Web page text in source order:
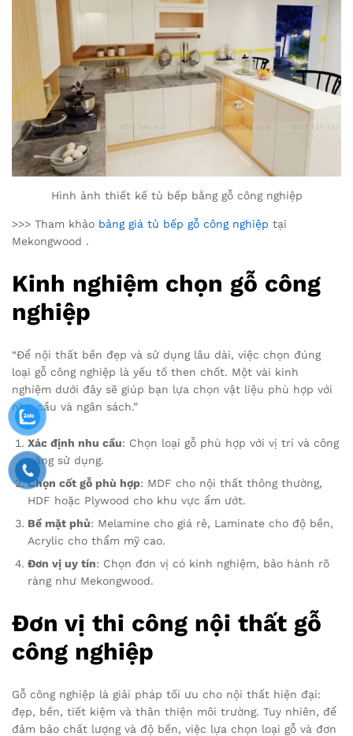
Hình ảnh thiết kế tủ bếp bằng gỗ công nghiệp
>>> Tham khảo bảng giá tủ bếp gỗ công nghiệp tại
Mekongwood .
Kinh nghiệm chọn gỗ công
nghiệp
“Để nội thất bền đẹp và sử dụng lâu dài, việc chọn đúng
loại gỗ công nghiệp là yếu tố then chốt. Một vài kinh
nghiệm dưới đây sẽ giúp bạn lựa chọn vật liệu phù hợp với
nhu cầu và ngân sách.”
Xác định nhu cầu: Chọn loại gỗ phù hợp với vị trí và công
năng sử dụng.
Chọn cốt gỗ phù hợp: MDF cho nội thất thông thường,
HDF hoặc Plywood cho khu vực ẩm ướt.
Bề mặt phủ: Melamine cho giá rẻ, Laminate cho độ bền,
Acrylic cho thẩm mỹ cao.
Đơn vị uy tín: Chọn đơn vị có kinh nghiệm, bảo hành rõ
ràng như Mekongwood.
Đơn vị thi công nội thất gỗ
công nghiệp
Gỗ công nghiệp là giải pháp tối ưu cho nội thất hiện đại:
đẹp, bền, tiết kiệm và thân thiện môi trường. Tuy nhiên, để
đảm bảo chất lượng và độ bền, việc lựa chọn loại gỗ và đơn